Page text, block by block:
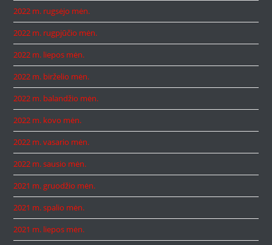
2022 m. rugsėjo mėn.
2022 m. rugpjūčio mėn.
2022 m. liepos mėn.
2022 m. birželio mėn.
2022 m. balandžio mėn.
2022 m. kovo mėn.
2022 m. vasario mėn.
2022 m. sausio mėn.
2021 m. gruodžio mėn.
2021 m. spalio mėn.
2021 m. liepos mėn.